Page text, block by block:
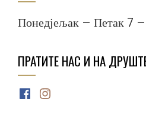
Понедјељак – Петак 7
ПРАТИТЕ НАС И НА
Facebook
Instagram